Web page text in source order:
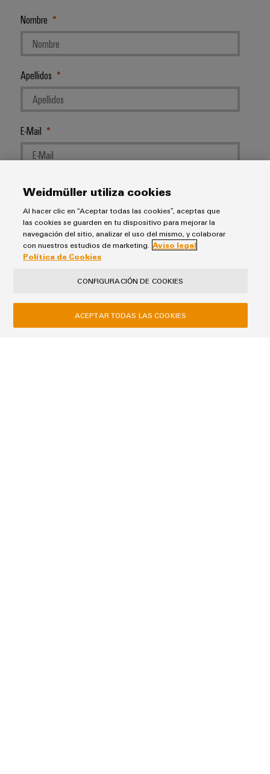
Nombre
Apellidos
E-Mail
Empresa
Código Postal
Weidmüller utiliza cookies
Al hacer clic en “Aceptar todas las cookies”, aceptas que
las cookies se guarden en tu dispositivo para mejorar la
navegación del sitio, analizar el uso del mismo, y colaborar
con nuestros estudios de marketing. Aviso legal
Política de Cookies
CONFIGURACIÓN DE COOKIES
ACEPTAR TODAS LAS COOKIES